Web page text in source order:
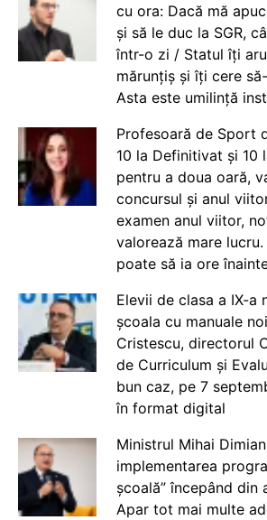
cu ora: Dacă mă
și să le duc la SGR,
într-o zi / Statul îți
mărunțiș și îți cere să-
Asta este umilință
Profesoară de Sport
10 la Definitivat și 10
pentru a doua oară,
concursul și anul
examen anul viitor,
valorează mare
poate să ia ore
Elevii de clasa a IX-a
școala cu manuale
Cristescu, directorul
de Curriculum și
bun caz, pe 7
în format digital
Ministrul Mihai
implementarea
școală” începând din
Apar tot mai multe